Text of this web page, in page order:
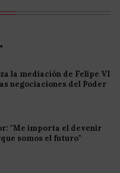
la mediación de Felipe VI
negociaciones del Poder
"Me importa el devenir
somos el futuro"